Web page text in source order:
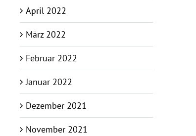
April 2022
März 2022
Februar 2022
Januar 2022
Dezember 2021
November 2021